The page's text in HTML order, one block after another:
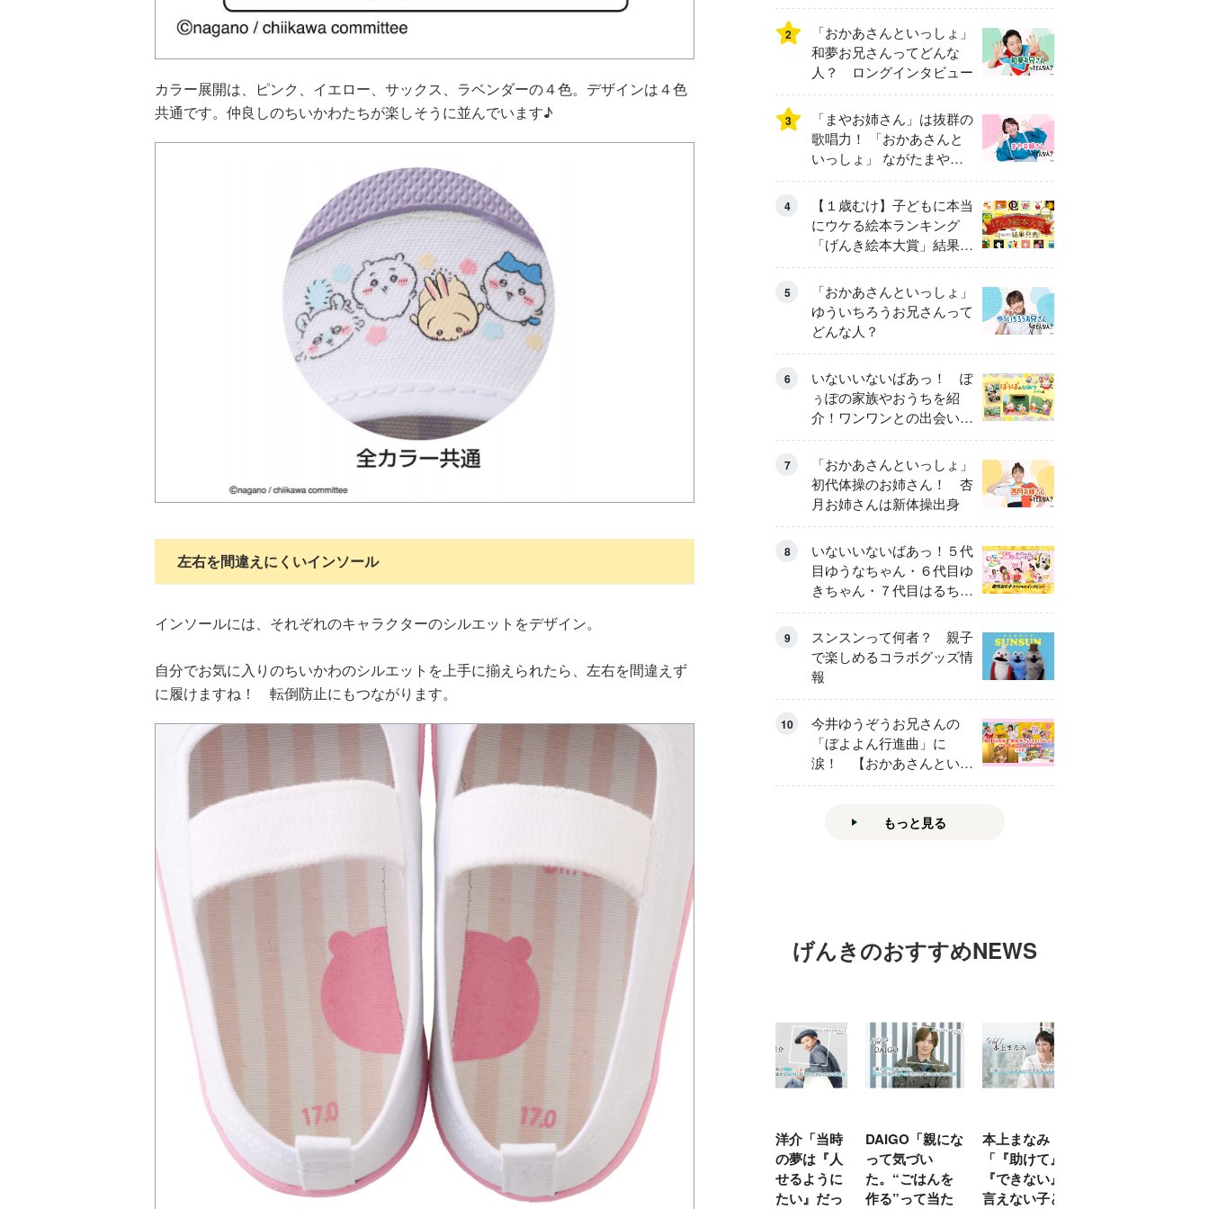
カラー展開は、ピンク、イエロー、サックス、ラベンダーの４色。デザインは４色
共通です。仲良しのちいかわたちが楽しそうに並んでいます♪
左右を間違えにくいインソール
インソールには、それぞれのキャラクターのシルエットをデザイン。
自分でお気に入りのちいかわのシルエットを上手に揃えられたら、左右を間違えず
に履けますね！ 転倒防止にもつながります。
2
「おかあさんといっしょ」
和夢お兄さんってどんな
人？ ロングインタビュー
3
「まやお姉さん」は抜群の
歌唱力！ 「おかあさんと
いっしょ」 ながたまやさ
んってどんな人？
4
【１歳むけ】子どもに本当
にウケる絵本ランキング
「げんき絵本大賞」結果発
表
5
「おかあさんといっしょ」
ゆういちろうお兄さんって
どんな人？
6
いないいないばあっ！ ぽ
ぅぽの家族やおうちを紹
介！ワンワンとの出会いの
瞬間も
7
「おかあさんといっしょ」
初代体操のお姉さん！ 杏
月お姉さんは新体操出身
8
いないいないばあっ！５代
目ゆうなちゃん・６代目ゆ
きちゃん・７代目はるちゃ
ん スペシャルインタビュ
ー
9
スンスンって何者？ 親子
で楽しめるコラボグッズ情
報
10
今井ゆうぞうお兄さんの
「ぼよよん行進曲」に
涙！ 【おかあさんといっ
しょ65周年特別番組】
もっと見る
げんきのおすすめNEWS
横山だいすけ
「僕は『歌が好
きな子』だった
元体操のお兄さ
ん小林よしひさ
「小３で観たあ
の人の映画が人
TBSアナ井上貴
博「アナウンサ
ーになろうと思
ひろゆき「『自
分はこれが得意
だ』という“思
い込み”は重
長谷川あかり
窪塚洋介「当時
の俺の夢は『人
と話せるように
なりたい』だっ
DAIGO「親にな
って気づい
た。“ごはんを
作る”って当た
本上まなみ
「『助けて』
『できない』が
言えない子ども